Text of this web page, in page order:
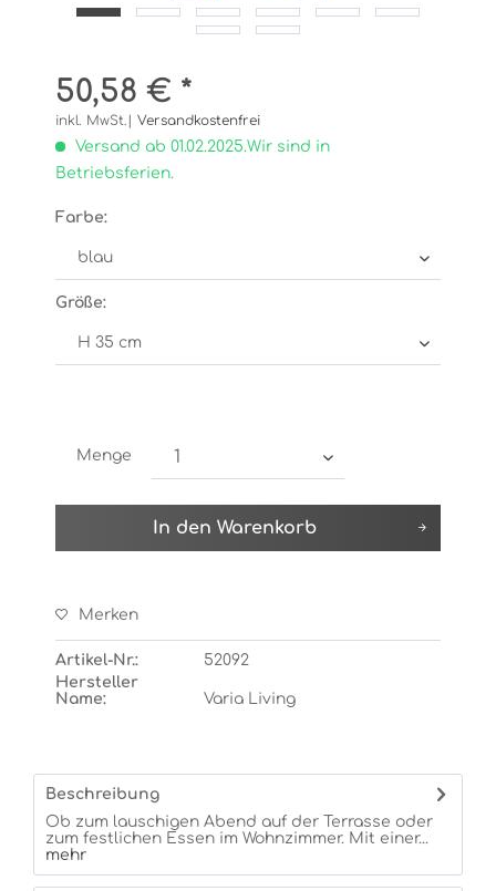
50,58 € *
inkl. MwSt.| Versandkostenfrei
Versand ab 01.02.2025.Wir sind in
Betriebsferien.
Farbe:
Größe:
Menge
In den Warenkorb
Merken
Artikel-Nr.:
52092
Hersteller
Name:
Varia Living
Beschreibung
Ob zum lauschigen Abend auf der Terrasse oder
zum festlichen Essen im Wohnzimmer. Mit einer...
mehr